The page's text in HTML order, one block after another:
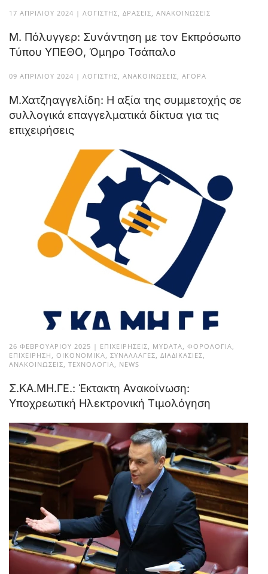
17 ΑΠΡΙΛΊΟΥ 2024 | ΛΟΓΙΣΤΉΣ, ΔΡΆΣΕΙΣ, ΑΝΑΚΟΙΝΏΣΕΙΣ
Μ. Πόλυγγερ: Συνάντηση με τον Εκπρόσωπο
Τύπου ΥΠΕΘΟ, Όμηρο Τσάπαλο
09 ΑΠΡΙΛΊΟΥ 2024 | ΛΟΓΙΣΤΉΣ, ΑΝΑΚΟΙΝΏΣΕΙΣ, ΑΓΟΡΆ
Μ.Χατζηαγγελίδη: Η αξία της συμμετοχής σε
συλλογικά επαγγελματικά δίκτυα για τις
επιχειρήσεις
26 ΦΕΒΡΟΥΑΡΊΟΥ 2025 | ΕΠΙΧΕΙΡΉΣΕΙΣ, MYDATA, ΦΟΡΟΛΟΓΊΑ,
ΕΠΙΧΕΊΡΗΣΗ , ΟΙΚΟΝΟΜΙΚΆ, ΣΥΝΑΛΛΑΓΈΣ, ΔΙΑΔΙΚΑΣΊΕΣ,
ΑΝΑΚΟΙΝΏΣΕΙΣ, ΤΕΧΝΟΛΟΓΊΑ, NEWS
Σ.ΚΑ.ΜΗ.ΓΕ.: Έκτακτη Ανακοίνωση:
Υποχρεωτική Ηλεκτρονική Τιμολόγηση